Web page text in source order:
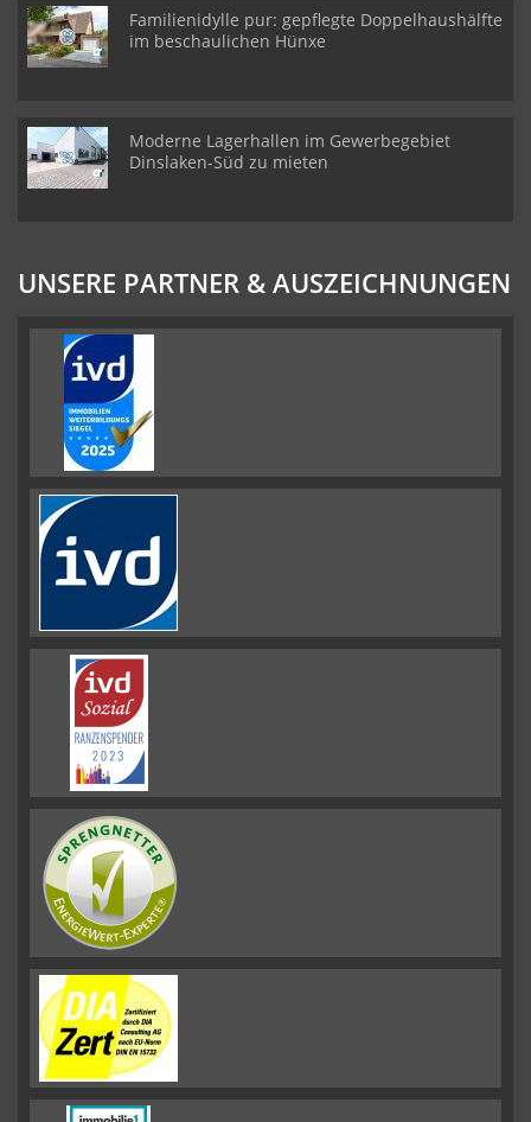
Familienidylle pur: gepflegte Doppelhaushälfte
im beschaulichen Hünxe
Moderne Lagerhallen im Gewerbegebiet
Dinslaken-Süd zu mieten
UNSERE PARTNER & AUSZEICHNUNGEN